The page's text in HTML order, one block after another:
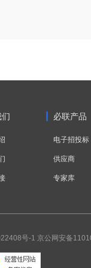
必联产品
电子招投标
供应商
专家库
号-1 京公网安备